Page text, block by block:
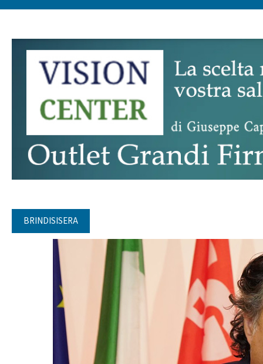
BRINDISISERA